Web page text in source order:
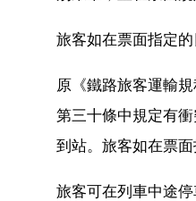
旅客如在票面指定
原《鐵路旅客運輸
第三十條中規定有
到站。旅客如在票
旅客可在列車中途